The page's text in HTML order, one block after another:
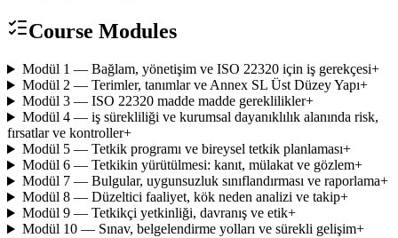
Course Modules
Modül 1 — Bağlam, yönetişim ve ISO 22320 için iş gerekçesi+
Modül 2 — Terimler, tanımlar ve Annex SL Üst Düzey Yapı+
Modül 3 — ISO 22320 madde madde gereklilikler+
Modül 4 — iş sürekliliği ve kurumsal dayanıklılık alanında risk,
fırsatlar ve kontroller+
Modül 5 — Tetkik programı ve bireysel tetkik planlaması+
Modül 6 — Tetkikin yürütülmesi: kanıt, mülakat ve gözlem+
Modül 7 — Bulgular, uygunsuzluk sınıflandırması ve raporlama+
Modül 8 — Düzeltici faaliyet, kök neden analizi ve takip+
Modül 9 — Tetkikçi yetkinliği, davranış ve etik+
Modül 10 — Sınav, belgelendirme yolları ve sürekli gelişim+